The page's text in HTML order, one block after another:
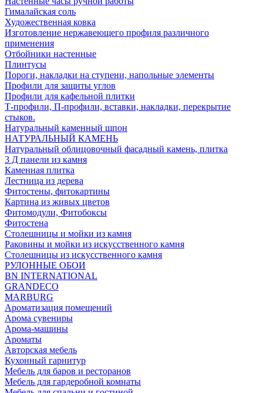
Гималайская соль
Художественная ковка
Изготовление нержавеющего профиля различного
применения
Отбойники настенные
Плинтусы
Пороги, накладки на ступени, напольные элементы
Профили для защиты углов
Профили для кафельной плитки
Т-профили, П-профили, вставки, накладки, перекрытие
стыков.
Натуральный каменный шпон
НАТУРАЛЬНЫЙ КАМЕНЬ
Натуральный облицовочный фасадный камень, плитка
3 Д панели из камня
Каменная плитка
Лестница из дерева
Фитостены, фитокартины
Картина из живых цветов
Фитомодули, Фитобоксы
Фитостена
Столешницы и мойки из камня
Раковины и мойки из искусственного камня
Столешницы из искусственного камня
РУЛОННЫЕ ОБОИ
BN INTERNATIONAL
GRANDECO
MARBURG
Ароматизация помещений
Арома сувениры
Арома-машины
Ароматы
Авторская мебель
Кухонный гарнитур
Мебель для баров и ресторанов
Мебель для гардеробной комнаты